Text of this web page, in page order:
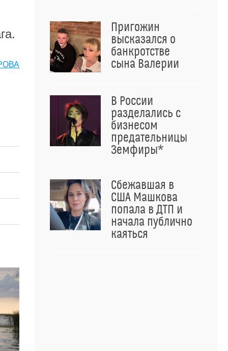
Пригожин
высказался о
банкротстве
сына Валерии
В России
разделались с
бизнесом
предательницы
Земфиры*
Сбежавшая в
США Машкова
попала в ДТП и
начала публично
каяться